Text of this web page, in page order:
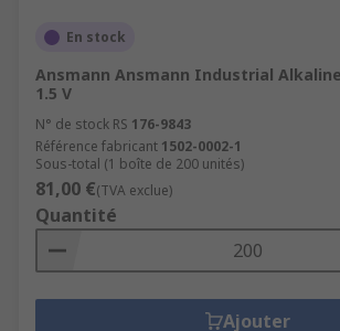
En stock
Ansmann Ansmann Industrial
1.5 V
N° de stock RS 176-9843
Référence fabricant 1502-0002-1
Sous-total (1 boîte de 200 unités)
81,00 €(TVA exclue)
Quantité
Ajouter